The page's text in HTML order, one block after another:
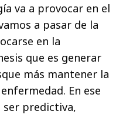
va a provocar en el
a pasar de la
en la
que es generar
más mantener la
En ese
ser predictiva,